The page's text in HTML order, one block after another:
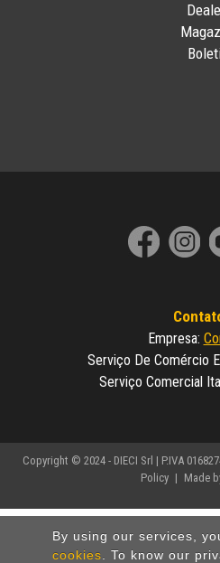
By using our services,
cookies. To know our
Empresa:
Serviço De Comércio
Serviço Comercial
Copyright © 2024 - DIECI Srl | P.IVA
Policy | Made